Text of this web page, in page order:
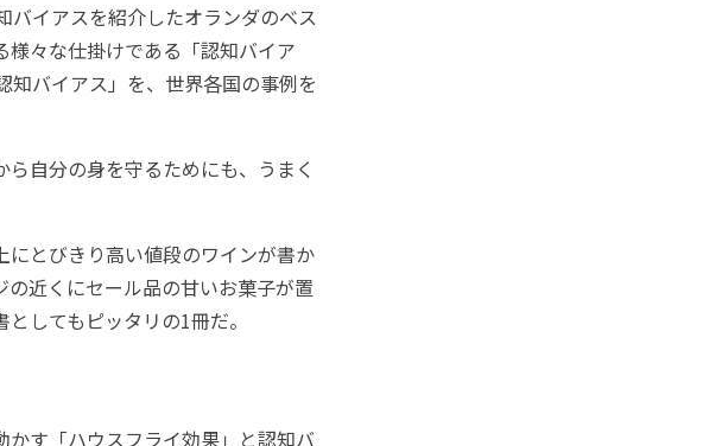
イアスを紹介したオランダのベス
様々な仕掛けである「認知バイア
知バイアス」を、世界各国の事例を
自分の身を守るためにも、うまく
とびきり高い値段のワインが書か
近くにセール品の甘いお菓子が置
してもピッタリの1冊だ。
かす「ハウスフライ効果」と認知バ